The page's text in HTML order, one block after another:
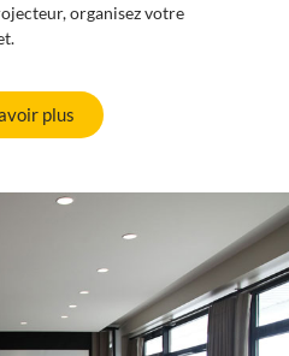
organisez votre
plus